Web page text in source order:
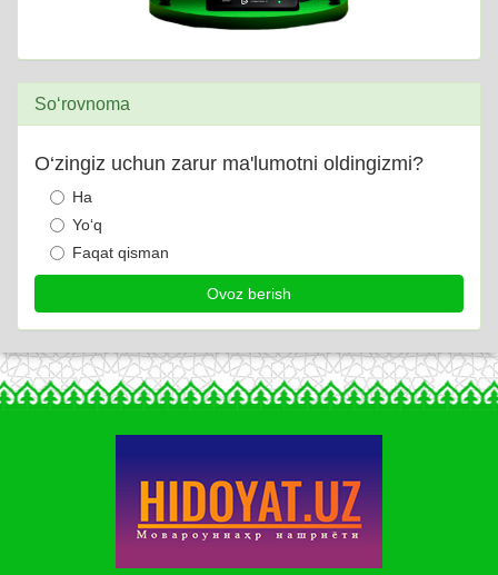
So‘rovnoma
O‘zingiz uchun zarur ma'lumotni oldingizmi?
Ha
Yo‘q
Faqat qisman